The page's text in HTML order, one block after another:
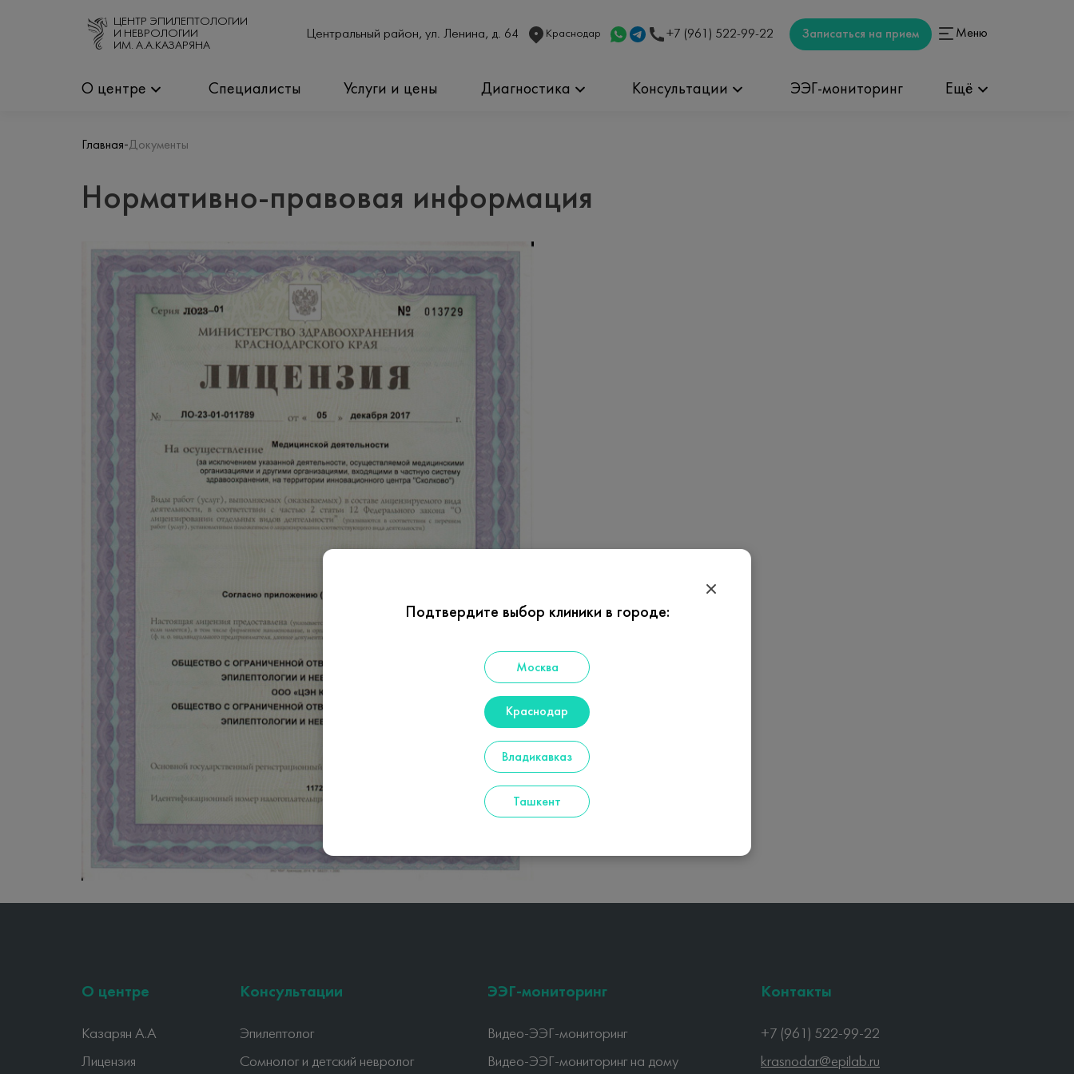
ЦЕНТР ЭПИЛЕПТОЛОГИИ
И НЕВРОЛОГИИ
ИМ. А.А.КАЗАРЯНА
Центральный район, ул. Ленина, д. 64 Краснодар +7 (961) 522-99-22 Записаться на прием Меню
О центре Специалисты Услуги и цены Диагностика Консультации ЭЭГ-мониторинг Ещё
Главная-Документы
Нормативно-правовая информация
О центре
Казарян А.А
Лицензия
Консультации
Эпилептолог
Сомнолог и детский невролог
ЭЭГ-мониторинг
Видео-ЭЭГ-мониторинг
Видео-ЭЭГ-мониторинг на дому
Контакты
+7 (961) 522-99-22
krasnodar@epilab.ru
Подтвердите выбор клиники в городе:
Москва
Краснодар
Владикавказ
Ташкент